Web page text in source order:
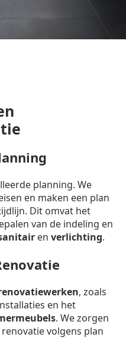
planning. We
en maken een plan
Dit omvat het
van de indeling en
en verlichting.
, zoals
en het
. We zorgen
volgens plan